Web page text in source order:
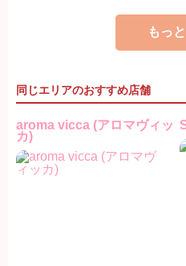
もっ
同じエリアのおすすめ店舗
aroma vicca (アロマヴィッ
カ)